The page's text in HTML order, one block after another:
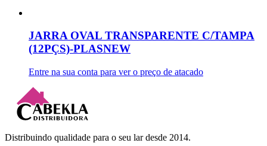
JARRA OVAL TRANSPARENTE C/TAMPA
(12PÇS)-PLASNEW
Entre na sua conta para ver o preço de atacado
Distribuindo qualidade para o seu lar desde 2014.